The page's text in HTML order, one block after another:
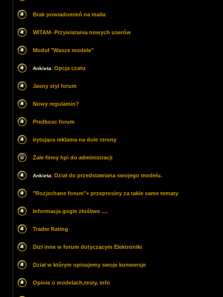
Brak powiadomień na maila
WITAM- Przywiatania nowych userów
Moduł "Wasze modele"
Ankieta: Opcja czatu
Jasny styl forum
Nowy regulamin?
Predkosc forum
Irytująca reklama na dole strony
Żale firmy hpi do administracji
Ankieta: Dział do przedstawiana swojego modelu.
"Rozjechane forum"+ przeprosiny za takie same tematy
Informacja gogle złośliwe ....
Trader Rating
Dizł inne w forum dotyczącym Elektroniki
Dział w którym opisujemy swoje konwersje
Opinie o modelach,testy, info